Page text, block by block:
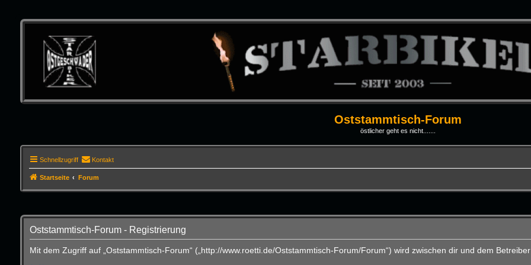
Oststammtisch-Forum
östlicher geht es nicht.......
Schnellzugriff Kontakt
Startseite Forum
Oststammtisch-Forum - Registrierung
Mit dem Zugriff auf „Oststammtisch-Forum“ („http://www.roetti.de/Oststammtisch-Forum/Forum“) wird zwischen dir und dem